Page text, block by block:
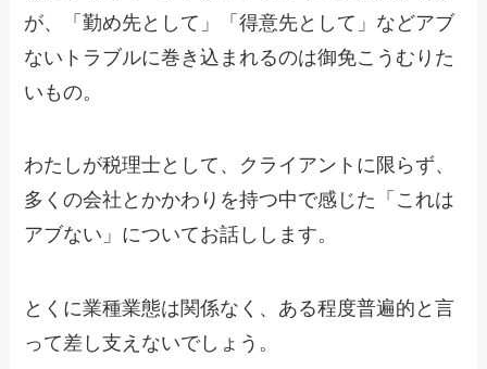
が、「勤め先として」「得意先として」などアブ
ないトラブルに巻き込まれるのは御免こうむりた
いもの。
わたしが税理士として、クライアントに限らず、
多くの会社とかかわりを持つ中で感じた「これは
アブない」についてお話しします。
とくに業種業態は関係なく、ある程度普遍的と言
って差し支えないでしょう。